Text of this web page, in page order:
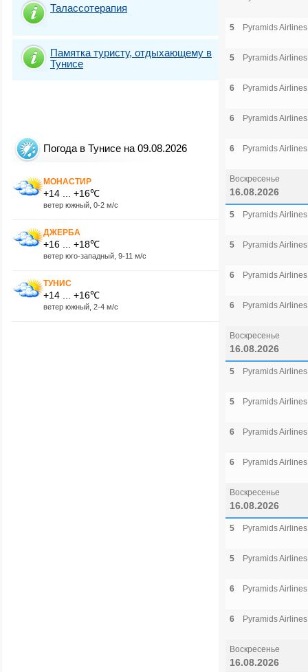
Талассотерапия
Памятка туристу, отдыхающему в
Тунисе
Погода в Тунисе на 09.08.2026
МОНАСТИР
+14 ... +16℃
ветер южный, 0-2 м/с
ДЖЕРБА
+16 ... +18℃
ветер юго-западный, 9-11 м/с
ТУНИС
+14 ... +16℃
ветер южный, 2-4 м/с
5 Pyramids Airlines
5 Pyramids Airlines
6 Pyramids Airlines
6 Pyramids Airlines
6 Pyramids Airlines
Воскресенье
16.08.2026
5 Pyramids Airlines
5 Pyramids Airlines
6 Pyramids Airlines
6 Pyramids Airlines
Воскресенье
16.08.2026
5 Pyramids Airlines
5 Pyramids Airlines
6 Pyramids Airlines
6 Pyramids Airlines
Воскресенье
16.08.2026
5 Pyramids Airlines
5 Pyramids Airlines
6 Pyramids Airlines
6 Pyramids Airlines
Воскресенье
16.08.2026